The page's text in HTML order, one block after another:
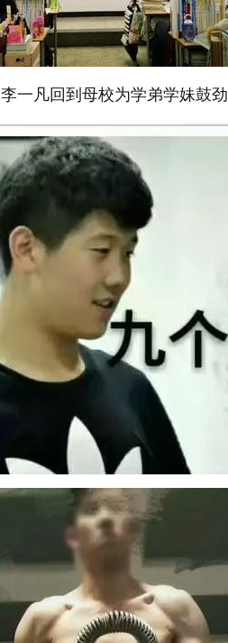
李一凡回到母校为学弟学妹鼓劲